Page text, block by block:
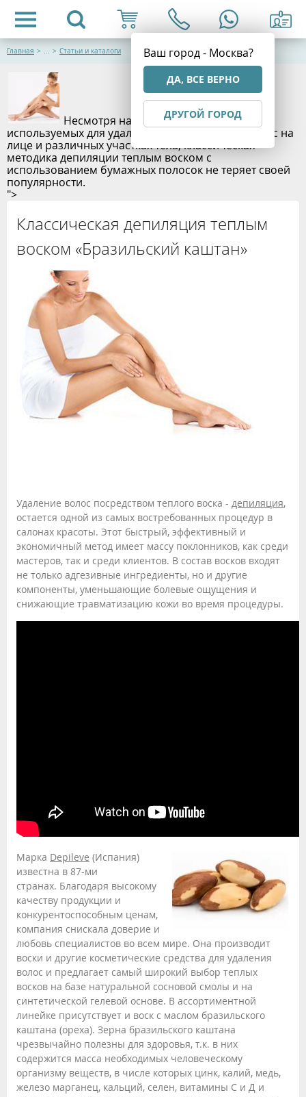
Ваш город - Москва?
ДА, ВСЕ ВЕРНО
ДРУГОЙ ГОРОД
Главная > ... > Статьи и каталоги
Несмотря на множество методов,
используемых для удаления нежелательных волос на
лице и различных участках тела, классическая
методика депиляции теплым воском с
использованием бумажных полосок не теряет своей
популярности.
">
Классическая депиляция теплым
воском «Бразильский каштан»
Удаление волос посредством теплого воска - депиляция,
остается одной из самых востребованных процедур в
салонах красоты. Этот быстрый, эффективный и
экономичный метод имеет массу поклонников, как среди
мастеров, так и среди клиентов. В состав восков входят
не только адгезивные ингредиенты, но и другие
компоненты, уменьшающие болевые ощущения и
снижающие травматизацию кожи во время процедуры.
Марка Depileve (Испания)
известна в 87-ми
странах. Благодаря высокому
качеству продукции и
конкурентоспособным ценам,
компания снискала доверие и
любовь специалистов во всем мире. Она производит
воски и другие косметические средства для удаления
волос и предлагает самый широкий выбор теплых
восков на базе натуральной сосновой смолы и на
синтетической гелевой основе. В ассортиментной
линейке присутствует и воск с маслом бразильского
каштана (ореха). Зерна бразильского каштана
чрезвычайно полезны для здоровья, т.к. в них
содержится масса необходимых человеческому
организму веществ, в числе которых цинк, калий, медь,
железо марганец, кальций, селен, витамины С и Д и